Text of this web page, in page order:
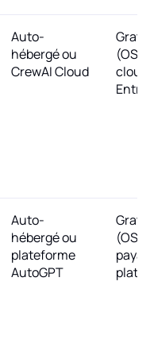
Auto-
hébergé ou
CrewAI Cloud
cloud
Auto-
hébergé ou
plateforme
AutoGPT